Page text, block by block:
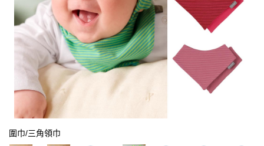
圍巾/三角領巾